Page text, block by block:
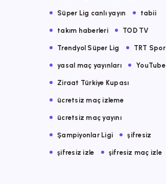
Süper Lig canlı yayın tabii
takım haberleri TOD TV
Trendyol Süper Lig TRT Spor
yasal maç yayınları YouTube
Ziraat Türkiye Kupası
ücretsiz maç izleme
ücretsiz maç yayını
Şampiyonlar Ligi şifresiz
şifresiz izle şifresiz maç izle